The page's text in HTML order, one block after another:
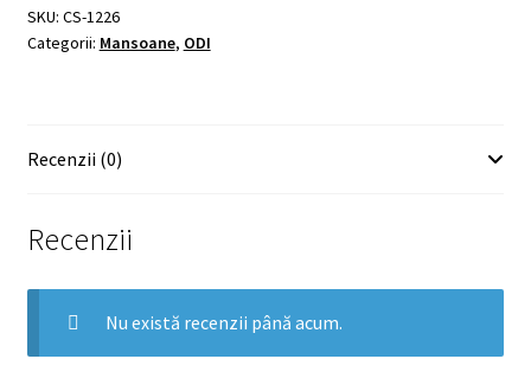
SKU: CS-1226
Categorii: Mansoane, ODI
Recenzii (0)
Recenzii
Nu există recenzii până acum.